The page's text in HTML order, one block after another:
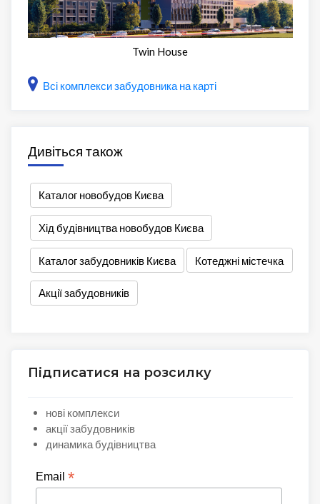
Twin House
Всі комплекси забудовника на карті
Дивіться також
Каталог новобудов Києва
Хід будівництва новобудов Києва
Каталог забудовників Києва Котеджні містечка
Акції забудовників
Підписатися на розсилку
нові комплекси
акції забудовників
динамика будівництва
Email *